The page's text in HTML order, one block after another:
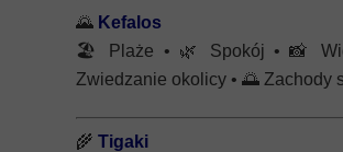
🌄 Kefalos
🏖️
Plaże • 🌿 Spokój •📸
Zwiedzanie okolicy • 🌅 Zachody
🌾 Tigaki